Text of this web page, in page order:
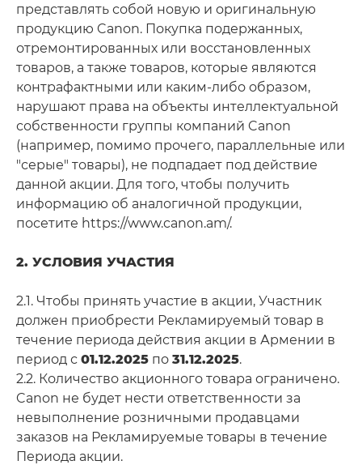
представлять собой новую и оригинальную
продукцию Canon. Покупка подержанных,
отремонтированных или восстановленных
товаров, а также товаров, которые являются
контрафактными или каким-либо образом,
нарушают права на объекты интеллектуальной
собственности группы компаний Canon
(например, помимо прочего, параллельные или
"серые" товары), не подпадает под действие
данной акции. Для того, чтобы получить
информацию об аналогичной продукции,
посетите https://www.canon.am/.
2. УСЛОВИЯ УЧАСТИЯ
2.1. Чтобы принять участие в акции, Участник
должен приобрести Рекламируемый товар в
течение периода действия акции в Армении в
период с 01.12.2025 по 31.12.2025.
2.2. Количество акционного товара ограничено.
Canon не будет нести ответственности за
невыполнение розничными продавцами
заказов на Рекламируемые товары в течение
Периода акции.